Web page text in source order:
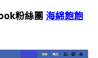
粉絲團 海綿飽飽